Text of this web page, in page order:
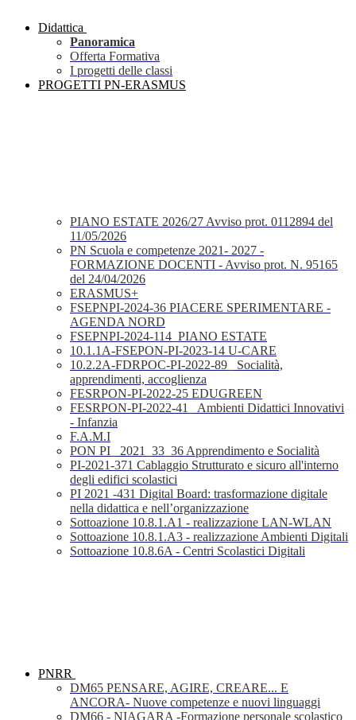
Didattica
Panoramica
Offerta Formativa
I progetti delle classi
PROGETTI PN-ERASMUS
PIANO ESTATE 2026/27 Avviso prot. 0112894 del
11/05/2026
PN Scuola e competenze 2021- 2027 -
FORMAZIONE DOCENTI - Avviso prot. N. 95165
del 24/04/2026
ERASMUS+
FSEPNPI-2024-36 PIACERE SPERIMENTARE -
AGENDA NORD
FSEPNPI-2024-114_PIANO ESTATE
10.1.1A-FSEPON-PI-2023-14 U-CARE
10.2.2A-FDRPOC-PI-2022-89_ Socialità,
apprendimenti, accoglienza
FESRPON-PI-2022-25 EDUGREEN
FESRPON-PI-2022-41_ Ambienti Didattici Innovativi
- Infanzia
F.A.M.I
PON PI_ 2021_33_36 Apprendimento e Socialità
PI-2021-371 Cablaggio Strutturato e sicuro all'interno
degli edifici scolastici
PI 2021 -431 Digital Board: trasformazione digitale
nella didattica e nell’organizzazione
Sottoazione 10.8.1.A1 - realizzazione LAN-WLAN
Sottoazione 10.8.1.A3 - realizzazione Ambienti Digitali
Sottoazione 10.8.6A - Centri Scolastici Digitali
PNRR
DM65 PENSARE, AGIRE, CREARE... E
ANCORA- Nuove competenze e nuovi linguaggi
DM66 - NIAGARA -Formazione personale scolastico